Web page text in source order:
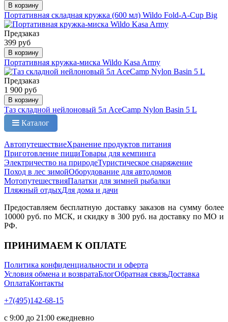
В корзину
Портативная складная кружка (600 мл) Wildo Fold-A-Cup Big
Предзаказ
399 руб
В корзину
Портативная кружка-миска Wildo Kasa Army
Предзаказ
1 900 руб
В корзину
Таз складной нейлоновый 5л AceCamp Nylon Basin 5 L
Каталог
АвтопутешествиеХранение продуктов питания
Приготовление пищиТовары для кемпинга
Электричество на природеТуристическое снаряжение
Поход в лес зимойОборудование для автодомов
МотопутешествияПалатки для зимней рыбалки
Пляжный отдыхДля дома и дачи
Предоставляем бесплатную доставку заказов на сумму более
10000 руб. по МСК, и скидку в 300 руб. на доставку по МО и
РФ.
ПРИНИМАЕМ К ОПЛАТЕ
Политика конфиденциальности и оферта
Условия обмена и возвратаБлогОбратная связьДоставка
ОплатаКонтакты
+7(495)142-68-15
с 9:00 до 21:00 ежедневно